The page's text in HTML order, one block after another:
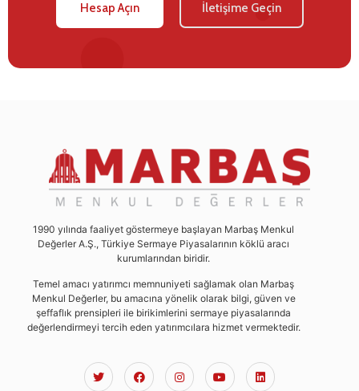
Hesap Açın İletişime Geçin
1990 yılında faaliyet göstermeye başlayan Marbaş Menkul
Değerler A.Ş., Türkiye Sermaye Piyasalarının köklü aracı
kurumlarından biridir.
Temel amacı yatırımcı memnuniyeti sağlamak olan Marbaş
Menkul Değerler, bu amacına yönelik olarak bilgi, güven ve
şeffaflık prensipleri ile birikimlerini sermaye piyasalarında
değerlendirmeyi tercih eden yatırımcılara hizmet vermektedir.